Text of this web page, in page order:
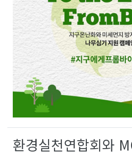
환경실천연합회와